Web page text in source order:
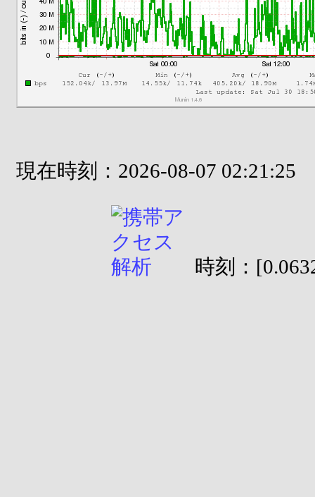
現在時刻：2026-08-07 02:21:25
時刻：